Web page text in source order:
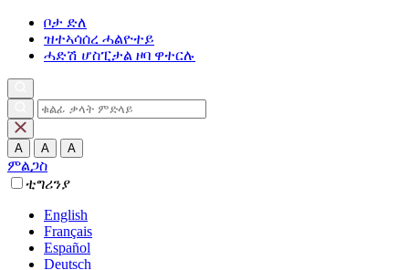
ቦታ ድለ
ዝተኣሳሰረ ሓልዮተይ
ሓድሽ ሆስፒታል ዞባ ዋተርሉ
A A A
ምልጋስ
ቲግሪንያ
English
Français
Español
Deutsch